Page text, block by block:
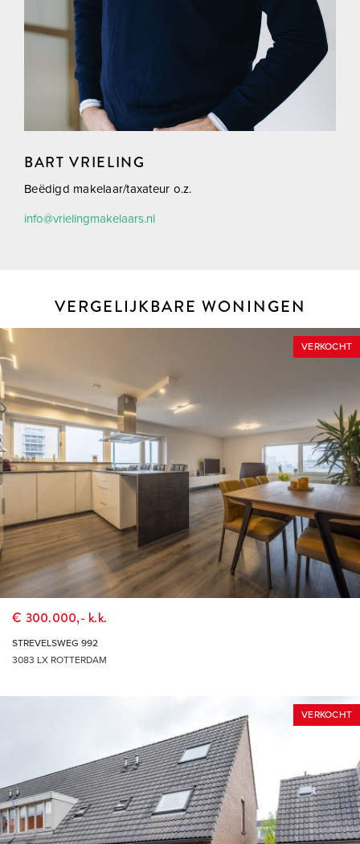
BART VRIELING
Beëdigd makelaar/taxateur o.z.
info@vrielingmakelaars.nl
VERGELIJKBARE WONINGEN
VERKOCHT
€ 300.000,- k.k.
STREVELSWEG 992
3083 LX ROTTERDAM
VERKOCHT